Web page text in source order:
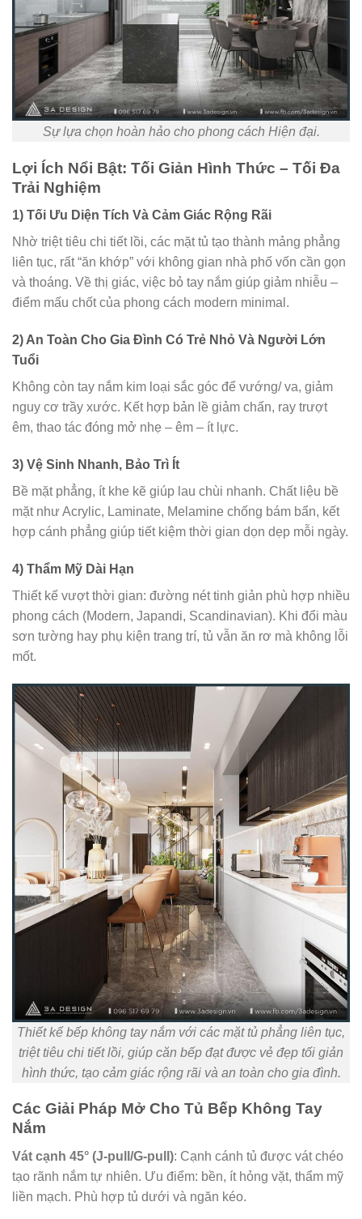
Sự lựa chọn hoàn hảo cho phong cách Hiện đại.
Lợi Ích Nổi Bật: Tối Giản Hình Thức – Tối Đa
Trải Nghiệm
1) Tối Ưu Diện Tích Và Cảm Giác Rộng Rãi
Nhờ triệt tiêu chi tiết lồi, các mặt tủ tạo thành mảng phẳng
liên tục, rất “ăn khớp” với không gian nhà phố vốn cần gọn
và thoáng. Về thị giác, việc bỏ tay nắm giúp giảm nhiễu –
điểm mấu chốt của phong cách modern minimal.
2) An Toàn Cho Gia Đình Có Trẻ Nhỏ Và Người Lớn
Tuổi
Không còn tay nắm kim loại sắc góc để vướng/ va, giảm
nguy cơ trầy xước. Kết hợp bản lề giảm chấn, ray trượt
êm, thao tác đóng mở nhẹ – êm – ít lực.
3) Vệ Sinh Nhanh, Bảo Trì Ít
Bề mặt phẳng, ít khe kẽ giúp lau chùi nhanh. Chất liệu bề
mặt như Acrylic, Laminate, Melamine chống bám bẩn, kết
hợp cánh phẳng giúp tiết kiệm thời gian dọn dẹp mỗi ngày.
4) Thẩm Mỹ Dài Hạn
Thiết kế vượt thời gian: đường nét tinh giản phù hợp nhiều
phong cách (Modern, Japandi, Scandinavian). Khi đổi màu
sơn tường hay phụ kiện trang trí, tủ vẫn ăn rơ mà không lỗi
mốt.
Thiết kế bếp không tay nắm với các mặt tủ phẳng liên tục,
triệt tiêu chi tiết lồi, giúp căn bếp đạt được vẻ đẹp tối giản
hình thức, tạo cảm giác rộng rãi và an toàn cho gia đình.
Các Giải Pháp Mở Cho Tủ Bếp Không Tay
Nắm
Vát cạnh 45° (J-pull/G-pull): Cạnh cánh tủ được vát chéo
tạo rãnh nắm tự nhiên. Ưu điểm: bền, ít hỏng vặt, thẩm mỹ
liền mạch. Phù hợp tủ dưới và ngăn kéo.